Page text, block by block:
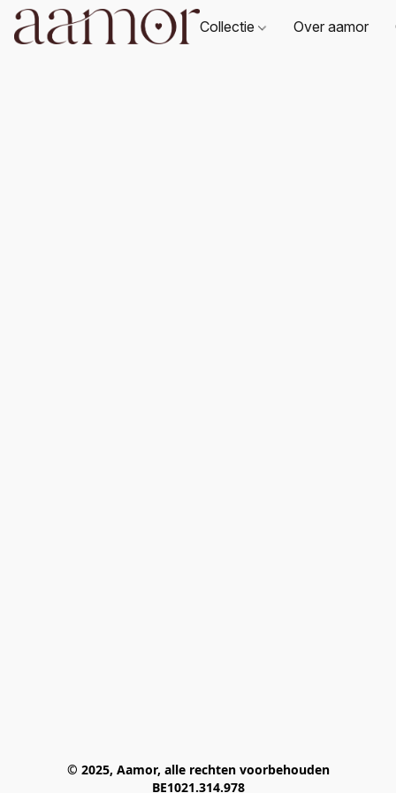
Collectie Over aamor
© 2025, Aamor, alle rechten voorbehouden
BE1021.314.978